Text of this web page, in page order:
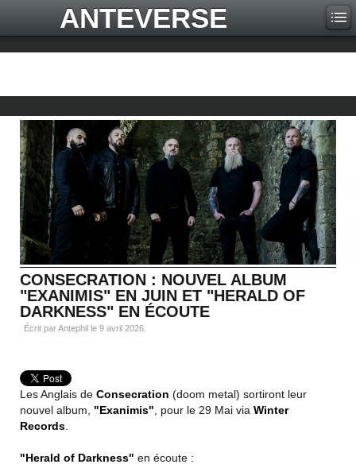
ANTEVERSE
CONSECRATION : NOUVEL ALBUM
"EXANIMIS" EN JUIN ET "HERALD OF
DARKNESS" EN ÉCOUTE
Écrit par Antephil le 9 avril 2026
Les Anglais de Consecration (doom metal) sortiront leur
nouvel album, "Exanimis" , pour le 29 Mai via Winter
Records
"Herald of Darkness" en écoute :